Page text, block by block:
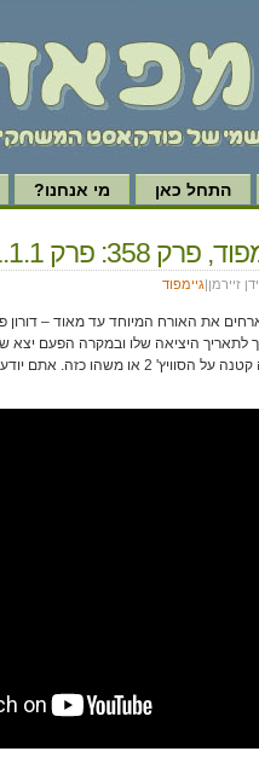
התחל כאן מי אנחנו?
פרק 358: פרק 358.1.1.1.1
זיירמן|גיימפוד
את האורח המיוחד עד מאוד –
כזה. אתם יודעים, לא משהו מיוחד.